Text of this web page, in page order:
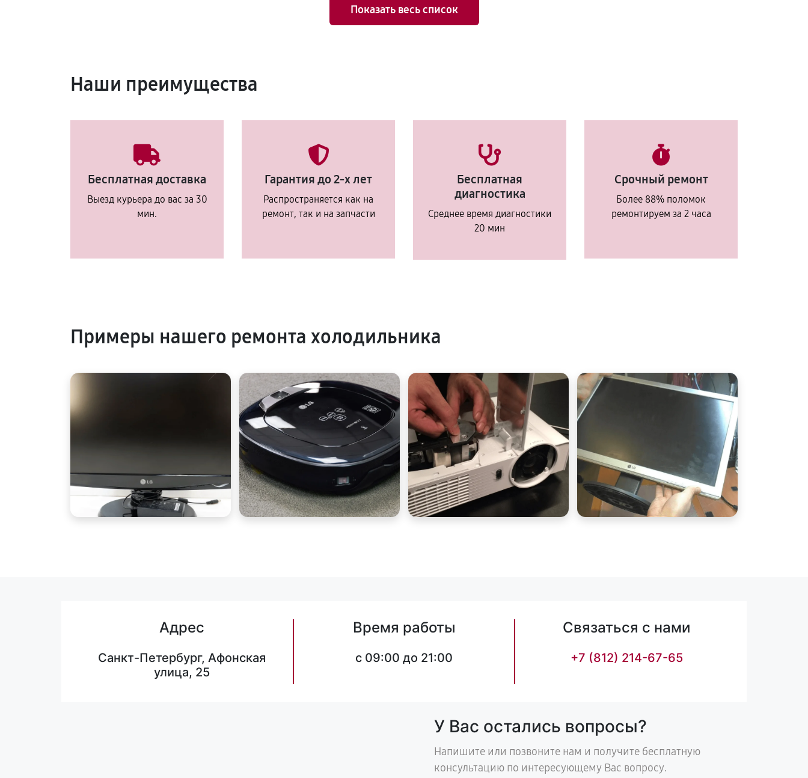
Показать весь список
Наши преимущества
Бесплатная доставка
Выезд курьера до вас за 30
мин.
Гарантия до 2-х лет
Распространяется как на
ремонт, так и на запчасти
Бесплатная
диагностика
Среднее время диагностики
20 мин
Срочный ремонт
Более 88% поломок
ремонтируем за 2 часа
Примеры нашего ремонта холодильника
Адрес
Санкт-Петербург, Афонская
улица, 25
Время работы
c 09:00 до 21:00
Связаться с нами
+7 (812) 214-67-65
У Вас остались вопросы?
Напишите или позвоните нам и получите бесплатную
консультацию по интересующему Вас вопросу.